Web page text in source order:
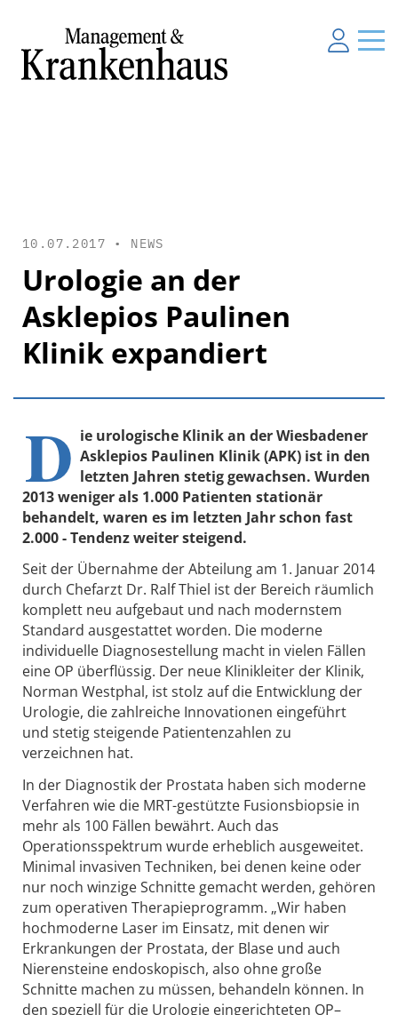
10.07.2017 • NEWS
Urologie an der
Asklepios Paulinen
Klinik expandiert
D ie urologische Klinik an der Wiesbadener
Asklepios Paulinen Klinik (APK) ist in den
letzten Jahren stetig gewachsen. Wurden
2013 weniger als 1.000 Patienten stationär
behandelt, waren es im letzten Jahr schon fast
2.000 - Tendenz weiter steigend.
Seit der Übernahme der Abteilung am 1. Januar 2014
durch Chefarzt Dr. Ralf Thiel ist der Bereich räumlich
komplett neu aufgebaut und nach modernstem
Standard ausgestattet worden. Die moderne
individuelle Diagnosestellung macht in vielen Fällen
eine OP überflüssig. Der neue Klinikleiter der Klinik,
Norman Westphal, ist stolz auf die Entwicklung der
Urologie, die zahlreiche Innovationen eingeführt
und stetig steigende Patientenzahlen zu
verzeichnen hat.
In der Diagnostik der Prostata haben sich moderne
Verfahren wie die MRT-gestützte Fusionsbiopsie in
mehr als 100 Fällen bewährt. Auch das
Operationsspektrum wurde erheblich ausgeweitet.
Minimal invasiven Techniken, bei denen keine oder
nur noch winzige Schnitte gemacht werden, gehören
zum operativen Therapieprogramm. „Wir haben
hochmoderne Laser im Einsatz, mit denen wir
Erkrankungen der Prostata, der Blase und auch
Nierensteine endoskopisch, also ohne große
Schnitte machen zu müssen, behandeln können. In
den speziell für die Urologie eingerichteten OP–